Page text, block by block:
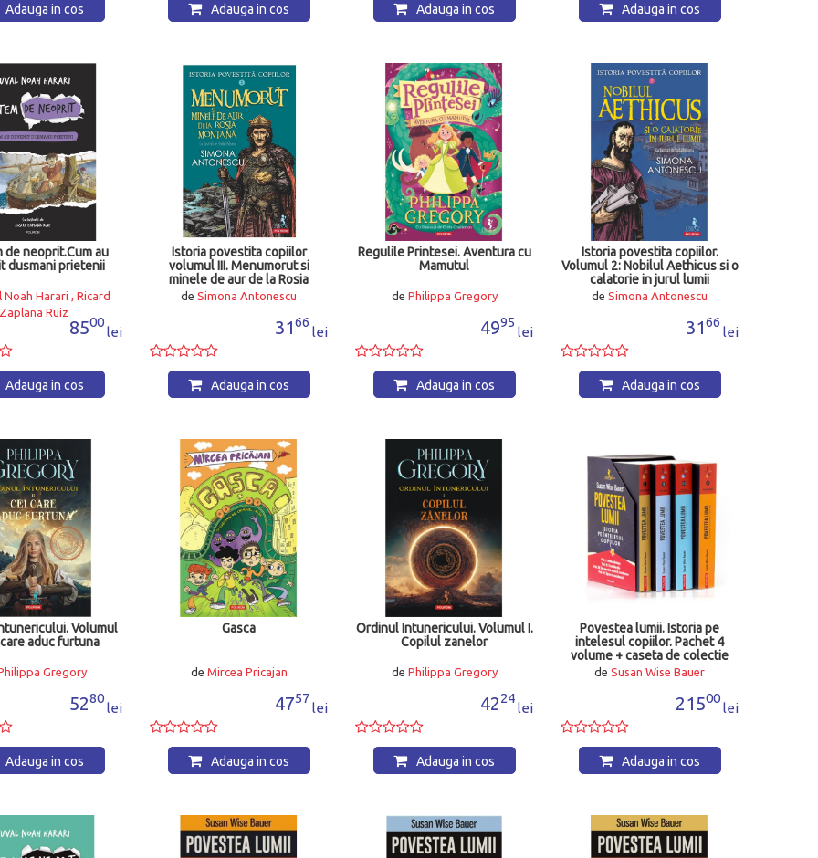
Adauga in cos Adauga in cos Adauga in cos Adauga in cos
de neoprit.Cum au
dusmani prietenii
Noah Harari , Ricard
Zaplana Ruiz
8500
lei
Adauga in cos
Istoria povestita copiilor
volumul III. Menumorut si
minele de aur de la Rosia
Montana
de Simona Antonescu
3166
lei
Adauga in cos
Regulile Printesei. Aventura cu
Mamutul
de Philippa Gregory
4995
lei
Adauga in cos
Istoria povestita copiilor.
Volumul 2: Nobilul Aethicus si o
calatorie in jurul lumii
de Simona Antonescu
3166
lei
Adauga in cos
Volumul
care aduc furtuna
Gregory
5280
lei
Adauga in cos
Gasca
de Mircea Pricajan
4757
lei
Adauga in cos
Ordinul Intunericului. Volumul I.
Copilul zanelor
de Philippa Gregory
4224
lei
Adauga in cos
Povestea lumii. Istoria pe
intelesul copiilor. Pachet 4
volume + caseta de colectie
de Susan Wise Bauer
21500
lei
Adauga in cos